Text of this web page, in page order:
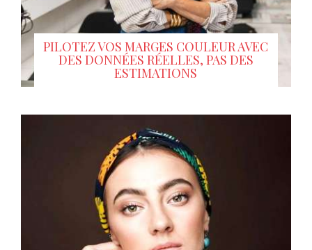
PILOTEZ VOS MARGES COULEUR AVEC
DES DONNÉES RÉELLES, PAS DES
ESTIMATIONS